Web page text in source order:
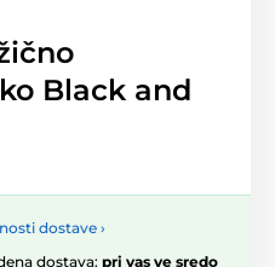
Black and
dostave ›
dostava: pri vas ve sredo